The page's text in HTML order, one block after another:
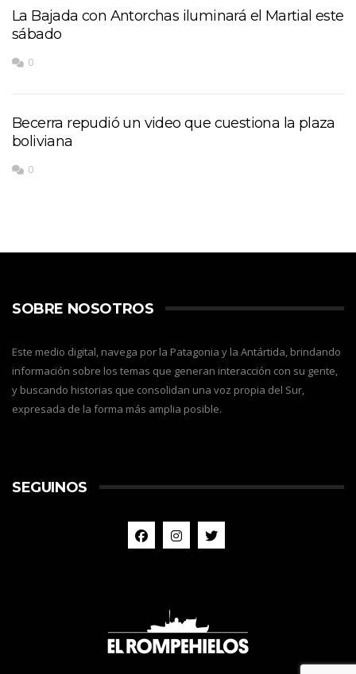
La Bajada con Antorchas iluminará el Martial este
sábado
0
Becerra repudió un video que cuestiona la plaza
boliviana
0
SOBRE NOSOTROS
Este medio digital, navega por la Patagonia y la Antártida, brindando
información sobre los temas que generan interacción con su gente,
y buscando historias que consolidan una voz propia del Sur,
expresada de la forma más amplia posible.
SEGUINOS